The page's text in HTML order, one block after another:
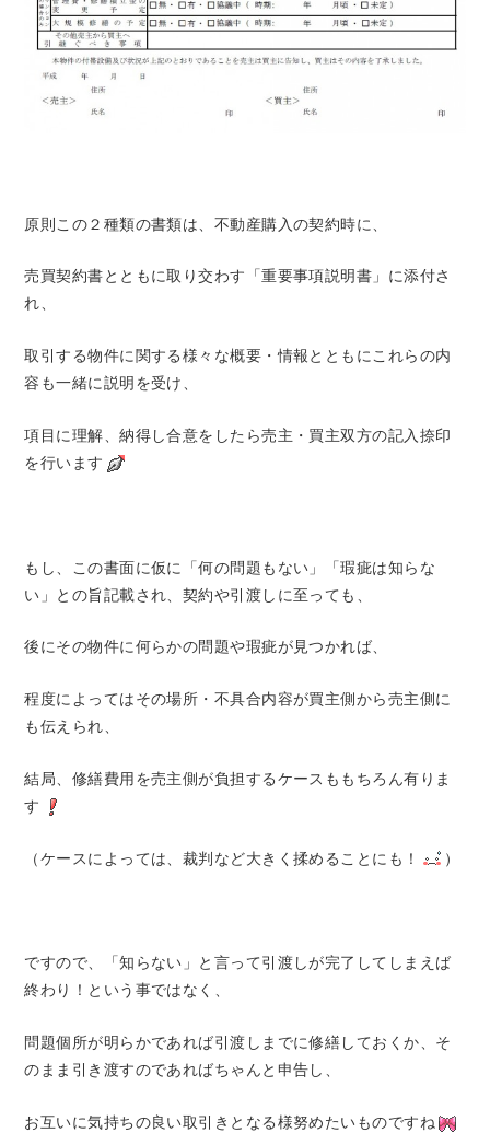
原則この２種類の書類は、不動産購入の契約時に、
売買契約書とともに取り交わす「重要事項説明書」に添付さ
れ、
取引する物件に関する様々な概要・情報とともにこれらの内
容も一緒に説明を受け、
項目に理解、納得し合意をしたら売主・買主双方の記入捺印
を行います
もし、この書面に仮に「何の問題もない」「瑕疵は知らな
い」との旨記載され、契約や引渡しに至っても、
後にその物件に何らかの問題や瑕疵が見つかれば、
程度によってはその場所・不具合内容が買主側から売主側に
も伝えられ、
結局、修繕費用を売主側が負担するケースももちろん有りま
す
（ケースによっては、裁判など大きく揉めることにも！ ）
ですので、「知らない」と言って引渡しが完了してしまえば
終わり！という事ではなく、
問題個所が明らかであれば引渡しまでに修繕しておくか、そ
のまま引き渡すのであればちゃんと申告し、
お互いに気持ちの良い取引きとなる様努めたいものですね